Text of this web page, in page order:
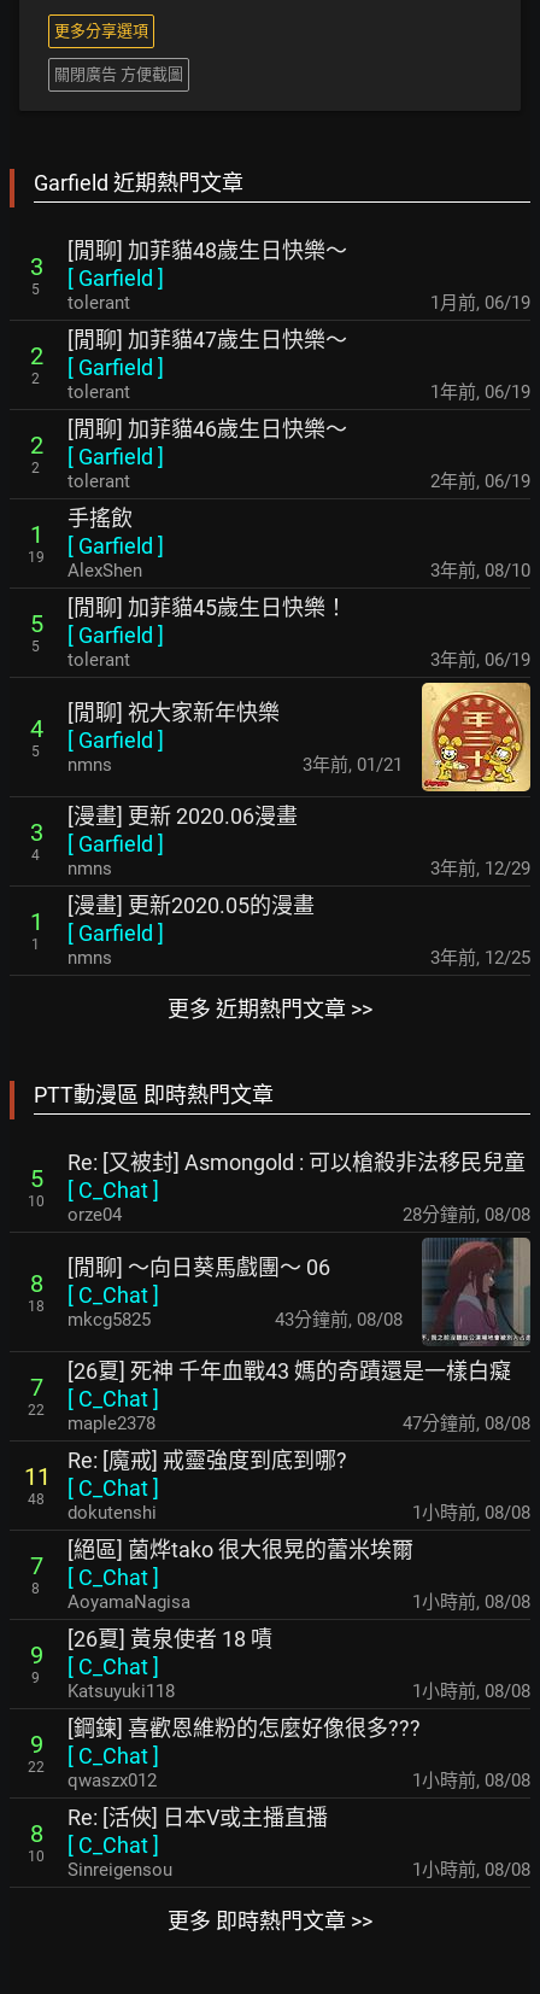
更多分享選項
關閉廣告 方便截圖
Garfield 近期熱門文章
3
5
[閒聊] 加菲貓48歲生日快樂～
[ Garfield ]
tolerant 1月前, 06/19
2
2
[閒聊] 加菲貓47歲生日快樂～
[ Garfield ]
tolerant 1年前, 06/19
2
2
[閒聊] 加菲貓46歲生日快樂～
[ Garfield ]
tolerant 2年前, 06/19
1
19
手搖飲
[ Garfield ]
AlexShen 3年前, 08/10
5
5
[閒聊] 加菲貓45歲生日快樂！
[ Garfield ]
tolerant 3年前, 06/19
4
5
[閒聊] 祝大家新年快樂
[ Garfield ]
nmns 3年前, 01/21
3
4
[漫畫] 更新 2020.06漫畫
[ Garfield ]
nmns 3年前, 12/29
1
1
[漫畫] 更新2020.05的漫畫
[ Garfield ]
nmns 3年前, 12/25
更多 近期熱門文章 >>
PTT動漫區 即時熱門文章
5
10
Re: [又被封] Asmongold : 可以槍殺非法移民兒童
[ C_Chat]
orze04 28分鐘前, 08/08
8
18
[閒聊] ～向日葵馬戲團～ 06
[ C_Chat]
mkcg5825 43分鐘前, 08/08
7
22
[26夏] 死神 千年血戰43 媽的奇蹟還是一樣白癡
[ C_Chat]
maple2378 47分鐘前, 08/08
11
48
Re: [魔戒] 戒靈強度到底到哪?
[ C_Chat]
dokutenshi 1小時前, 08/08
7
8
[絕區] 菌烨tako 很大很晃的蕾米埃爾
[ C_Chat]
AoyamaNagisa 1小時前, 08/08
9
9
[26夏] 黃泉使者 18 嘖
[ C_Chat]
Katsuyuki118 1小時前, 08/08
9
22
[鋼鍊] 喜歡恩維粉的怎麼好像很多???
[ C_Chat]
qwaszx012 1小時前, 08/08
8
10
Re: [活俠] 日本V或主播直播
[ C_Chat]
Sinreigensou 1小時前, 08/08
更多 即時熱門文章 >>